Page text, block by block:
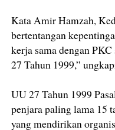
Kata Amir Hamzah,
bertentangan
kerja sama dengan
27 Tahun 1999,”
UU 27 Tahun 1999
penjara paling lama 15
yang mendirikan